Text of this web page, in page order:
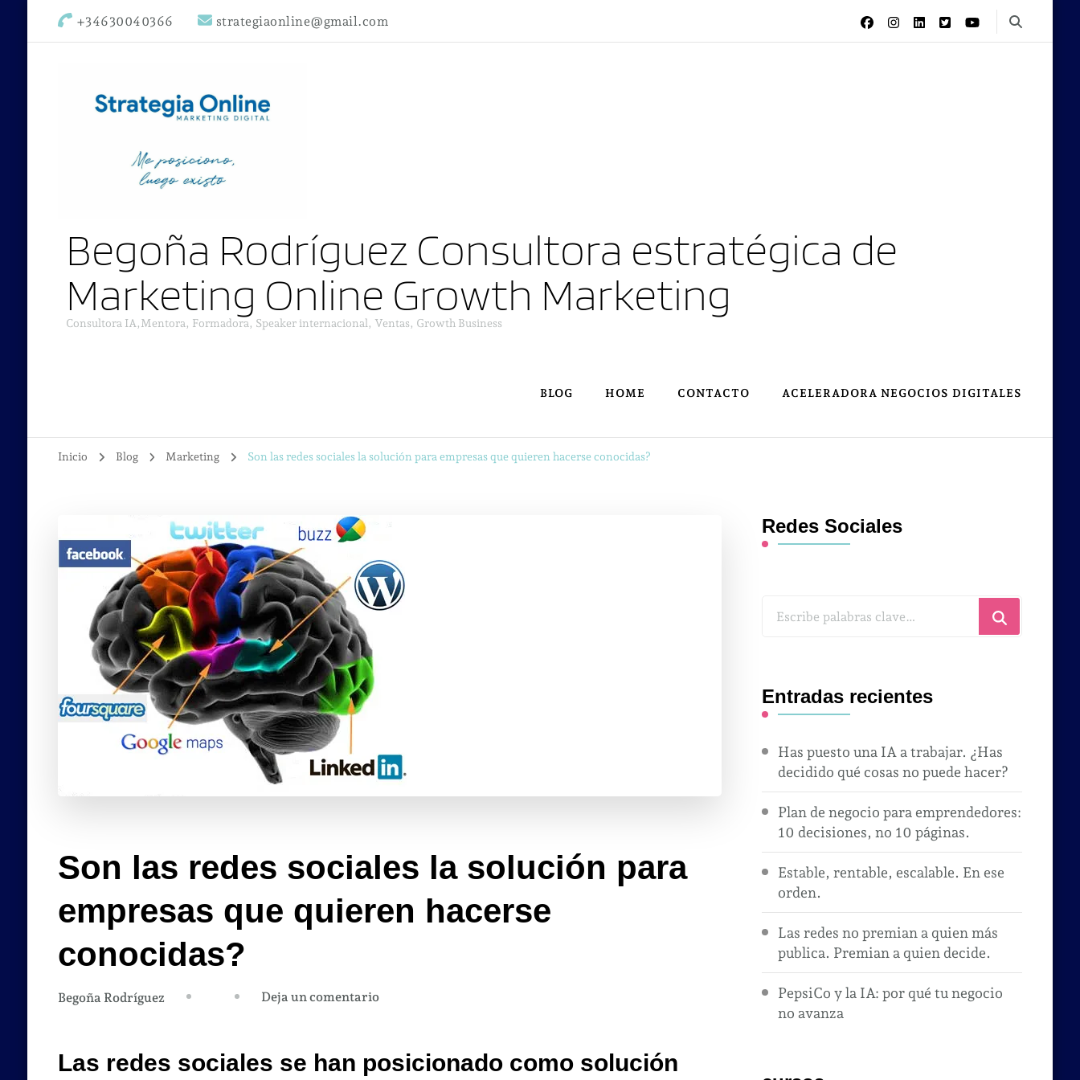
+34630040366 strategiaonline@gmail.com
Begoña Rodríguez Consultora estratégica de
Marketing Online Growth Marketing
Consultora IA,Mentora, Formadora, Speaker internacional, Ventas, Growth Business
BLOG HOME CONTACTO ACELERADORA NEGOCIOS DIGITALES
Inicio Blog Marketing Son las redes sociales la solución para empresas que quieren hacerse conocidas?
Son las redes sociales la solución para
empresas que quieren hacerse
conocidas?
Begoña Rodríguez Deja un comentarioen
redes
Las redes sociales se han posicionado como solución
Redes Sociales
¿Buscas
Entradas recientes
Has puesto una IA a trabajar. ¿Has
decidido qué cosas no puede hacer?
Plan de negocio para emprendedores:
10 decisiones, no 10 páginas.
Estable, rentable, escalable. En ese
orden.
Las redes no premian a quien más
publica. Premian a quien decide.
PepsiCo y la IA: por qué tu negocio
no avanza